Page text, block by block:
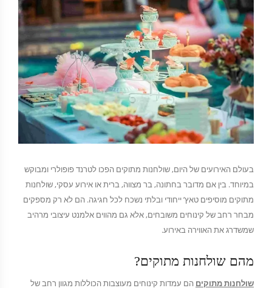
בעולם האירועים של היום, שולחנות מתוקים הפכו לטרנד פופולרי ומבוקש
במיוחד. בין אם מדובר בחתונה, בר מצווה, ברית או אירוע עסקי, שולחנות
מתוקים מוסיפים טאץ’ ייחודי ובלתי נשכח לכל חגיגה. הם לא רק מספקים
מבחר רחב של קינוחים משובחים, אלא גם מהווים אלמנט עיצובי מרהיב
שמשדרג את האווירה באירוע.
מהם שולחנות מתוקים?
שולחנות מתוקים הם עמדות קינוחים מעוצבות הכוללות מגוון רחב של